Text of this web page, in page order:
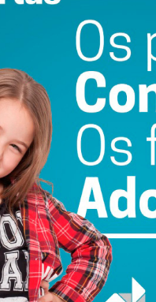
e condições